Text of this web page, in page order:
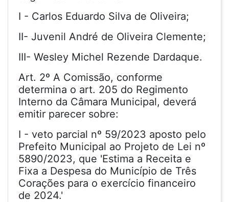
I - Carlos Eduardo Silva de Oliveira;
II- Juvenil André de Oliveira Clemente;
III- Wesley Michel Rezende Dardaque.
Art. 2º A Comissão, conforme
determina o art. 205 do Regimento
Interno da Câmara Municipal, deverá
emitir parecer sobre:
I - veto parcial nº 59/2023 aposto pelo
Prefeito Municipal ao Projeto de Lei nº
5890/2023, que 'Estima a Receita e
Fixa a Despesa do Município de Três
Corações para o exercício financeiro
de 2024.'